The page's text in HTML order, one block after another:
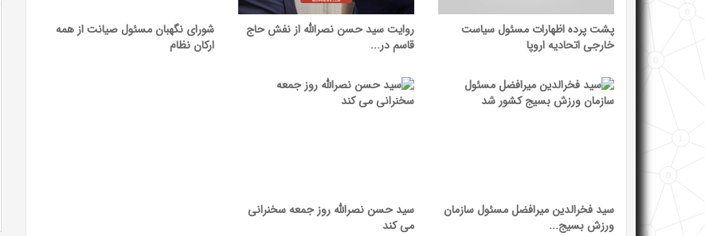
پشت پرده اظهارات مسئول سیاست
خارجی اتحادیه اروپا
روایت سید حسن نصرالله از نفش حاج
قاسم در...
شورای نگهبان مسئول صیانت از همه
ارکان نظام
سید فخرالدین میرافضل مسئول سازمان
ورزش بسیج...
سید حسن نصرالله روز جمعه سخنرانی
می کند